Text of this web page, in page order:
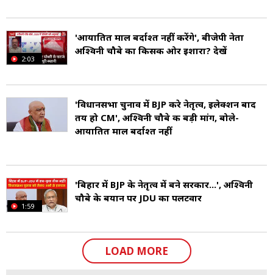
2:03
'आयातित माल बर्दाश्त नहीं करेंगे', बीजेपी नेता
अश्विनी चौबे का किसकी ओर इशारा? देखें
'विधानसभा चुनाव में BJP करे नेतृत्व, इलेक्शन बाद
तय हो CM', अश्विनी चौबे की बड़ी मांग, बोले-
आयातित माल बर्दाश्त नहीं
1:59
'बिहार में BJP के नेतृत्व में बने सरकार...', अश्विनी
चौबे के बयान पर JDU का पलटवार
LOAD MORE